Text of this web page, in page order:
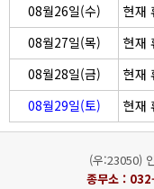
08월26일(수)
현재
08월27일(목)
현재
08월28일(금)
현재
08월29일(토)
현재
(우:23050)
종무소 :